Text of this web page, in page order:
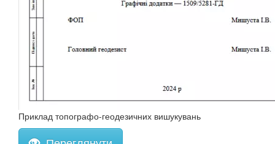
Приклад топографо-геодезичних вишукувань